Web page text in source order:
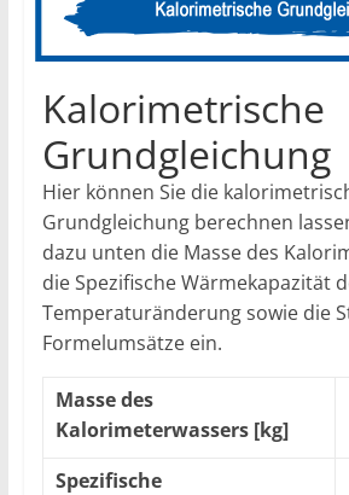
Kalorimetrische
Grundgleichung
Hier können Sie die
Grundgleichung berechnen
dazu unten die Masse des
die Spezifische Wärmekapazität
Temperaturänderung sowie die
Formelumsätze ein.
Masse des
Kalorimeterwassers [kg]
Spezifische